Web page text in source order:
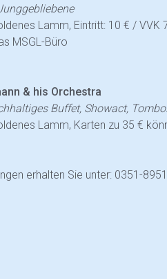
Lamm, Eintritt: 10 € / VVK
MSGL-Büro
& his Orchestra
Buffet, Showact,
Lamm, Karten zu 35 €
erhalten Sie unter: 0351-